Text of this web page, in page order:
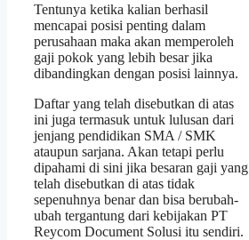
Tentunya ketika kalian berhasil
mencapai posisi penting dalam
perusahaan maka akan memperoleh
gaji pokok yang lebih besar jika
dibandingkan dengan posisi lainnya.
Daftar yang telah disebutkan di atas
ini juga termasuk untuk lulusan dari
jenjang pendidikan SMA / SMK
ataupun sarjana. Akan tetapi perlu
dipahami di sini jika besaran gaji yang
telah disebutkan di atas tidak
sepenuhnya benar dan bisa berubah-
ubah tergantung dari kebijakan PT
Reycom Document Solusi itu sendiri.